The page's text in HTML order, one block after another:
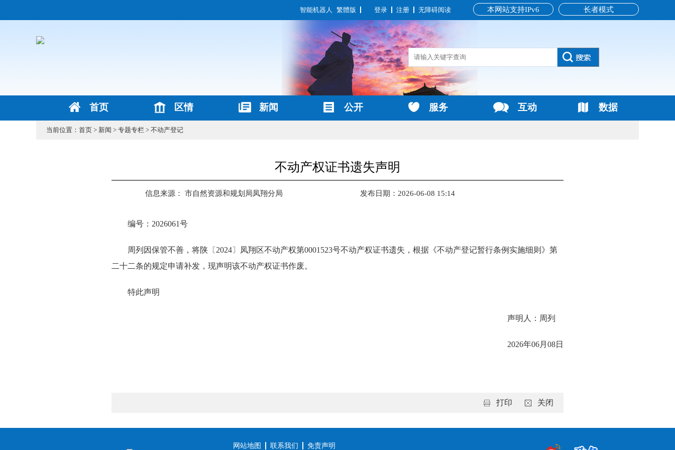
长者模式
本网站支持IPv6
智能机器人 繁體版 登录 注册 无障碍阅读
首页 区情 新闻 公开 服务 互动 数据
当前位置： 首页 > 新闻 > 专题专栏 > 不动产登记
不动产权证书遗失声明
信息来源： 市自然资源和规划局凤翔分局 发布日期：2026-06-08 15:14
编号：2026061号
周列因保管不善，将陕〔2024〕凤翔区不动产权第0001523号不动产权证书遗失，根据《不动产登记暂行条例实施细则》第
二十二条的规定申请补发，现声明该不动产权证书作废。
特此声明
声明人：周列
2026年06月08日
打印 关闭
网站地图 联系我们 免责声明